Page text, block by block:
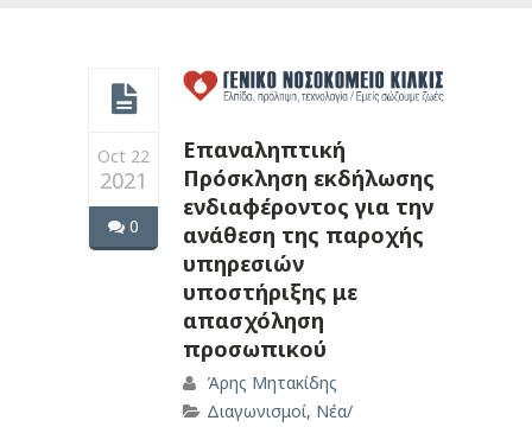
Oct 22
2021
0
Επαναληπτική
Πρόσκληση εκδήλωσης
ενδιαφέροντος για την
ανάθεση της παροχής
υπηρεσιών
υποστήριξης με
απασχόληση
προσωπικού
Άρης Μητακίδης
Διαγωνισμοί, Νέα/